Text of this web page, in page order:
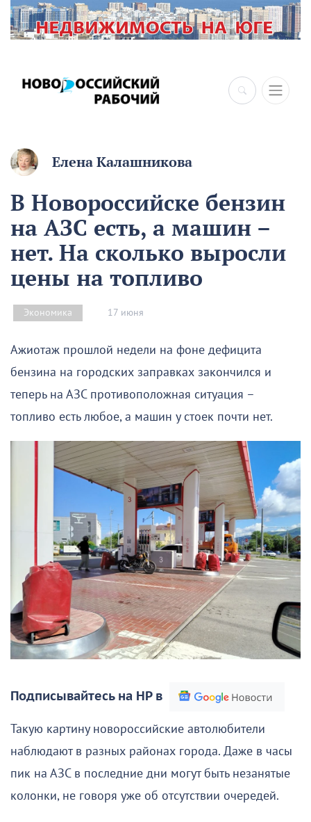
×
Елена Калашникова
В Новороссийске бензин
на АЗС есть, а машин –
нет. На сколько выросли
цены на топливо
Экономика 17 июня
Ажиотаж прошлой недели на фоне дефицита
бензина на городских заправках закончился и
теперь на АЗС противоположная ситуация –
топливо есть любое, а машин у стоек почти нет.
Подписывайтесь на НР в
Такую картину новороссийские автолюбители
наблюдают в разных районах города. Даже в часы
пик на АЗС в последние дни могут быть незанятые
колонки, не говоря уже об отсутствии очередей.